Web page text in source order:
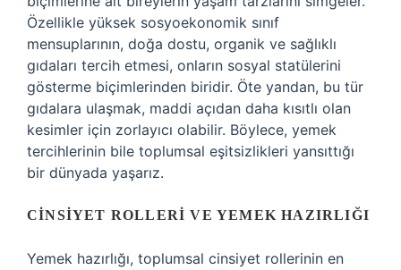
Özellikle yüksek sosyoekonomik sınıf
mensuplarının, doğa dostu, organik ve sağlıklı
gıdaları tercih etmesi, onların sosyal statülerini
gösterme biçimlerinden biridir. Öte yandan, bu tür
gıdalara ulaşmak, maddi açıdan daha kısıtlı olan
kesimler için zorlayıcı olabilir. Böylece, yemek
tercihlerinin bile toplumsal eşitsizlikleri yansıttığı
bir dünyada yaşarız.
CINSIYET ROLLERI VE YEMEK HAZIRLIĞI
Yemek hazırlığı, toplumsal cinsiyet rollerinin en